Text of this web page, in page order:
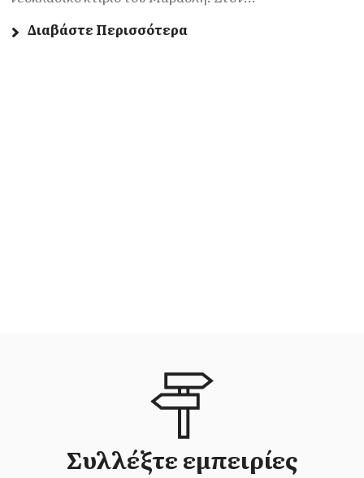
Διαβάστε Περισσότερα
Συλλέξτε εμπειρίες